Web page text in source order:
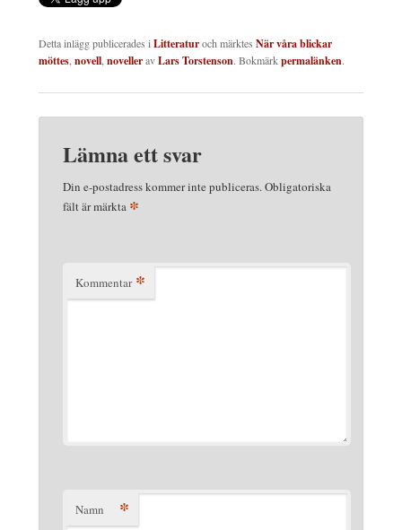
Detta inlägg publicerades iLitteraturoch märktes När våra blickar
möttes,novell,novelleravLars Torstenson. Bokmärkpermalänken.
Lämna ett svar
Din e-postadress kommer inte publiceras.Obligatoriska
fält är märkta *
Kommentar *
Namn *